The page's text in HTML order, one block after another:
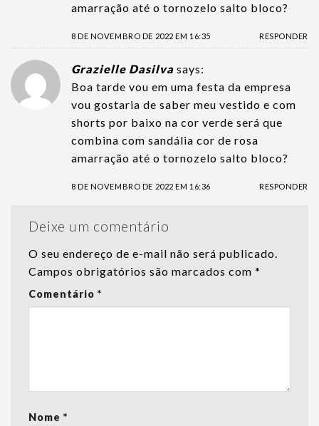
amarração até o tornozelo salto bloco?
8 DE NOVEMBRO DE 2022 EM 16:35 RESPONDER
Grazielle Dasilva says:
Boa tarde vou em uma festa da empresa
vou gostaria de saber meu vestido e com
shorts por baixo na cor verde será que
combina com sandália cor de rosa
amarração até o tornozelo salto bloco?
8 DE NOVEMBRO DE 2022 EM 16:36 RESPONDER
Deixe um comentário
O seu endereço de e-mail não será publicado.
Campos obrigatórios são marcados com *
Comentário *
Nome *